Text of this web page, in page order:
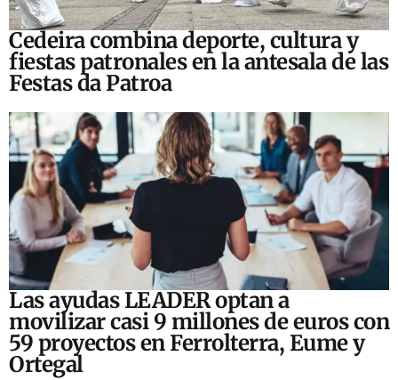
Cedeira combina deporte, cultura y
fiestas patronales en la antesala de las
Festas da Patroa
Las ayudas LEADER optan a
movilizar casi 9 millones de euros con
59 proyectos en Ferrolterra, Eume y
Ortegal